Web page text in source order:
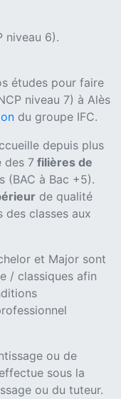
niveau 6).
études pour faire
niveau 7) à Alès
du groupe IFC.
depuis plus
des 7 filières de
(BAC à Bac +5).
de qualité
des classes aux
et Major sont
/ classiques afin
ou de
sous la
ou du tuteur.